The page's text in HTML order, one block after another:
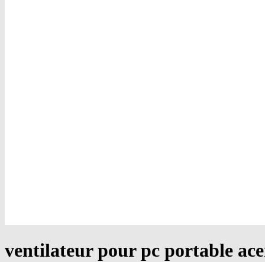
ventilateur pour pc portable